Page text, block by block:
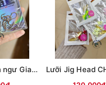
Lưỡi Mỹ nhân ngư Giao long có ngạnh (Trắng)